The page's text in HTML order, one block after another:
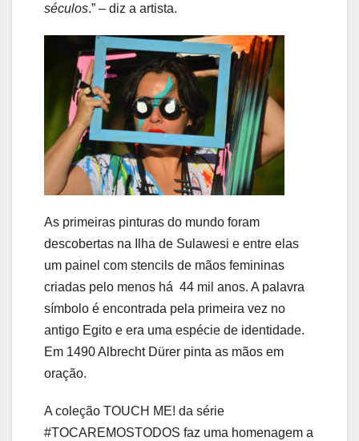
séculos.” – diz a artista.
As primeiras pinturas do mundo foram
descobertas na Ilha de Sulawesi e entre elas
um painel com stencils de mãos femininas
criadas pelo menos há 44 mil anos. A palavra
símbolo é encontrada pela primeira vez no
antigo Egito e era uma espécie de identidade.
Em 1490 Albrecht Dürer pinta as mãos em
oração.
A coleção TOUCH ME! da série
#TOCAREMOSTODOS faz uma homenagem a